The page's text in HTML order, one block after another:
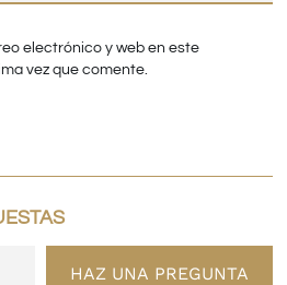
electrónico y web en este
vez que comente.
HAZ UNA PREGUNTA